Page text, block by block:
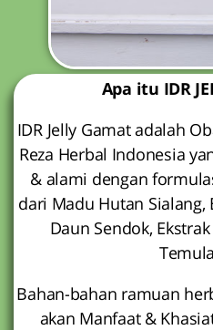
Apa itu IDR
IDR Jelly Gamat adalah
Reza Herbal Indonesia
& alami dengan
dari Madu Hutan Sialang,
Daun Sendok,
Bahan-bahan ramuan
akan Manfaat &